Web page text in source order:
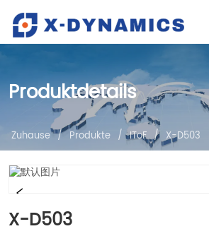
Produktdetails
Zuhause / Produkte / IToF / X-D503
X-D503